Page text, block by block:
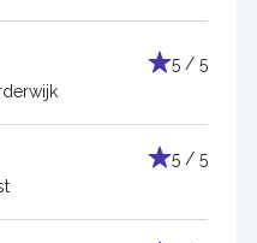
5 / 5
5 / 5